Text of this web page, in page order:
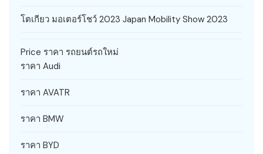
โตเกียว มอเตอร์โชว์ 2023 Japan Mobility Show 2023
Price ราคา รถยนต์รถใหม่
ราคา Audi
ราคา AVATR
ราคา BMW
ราคา BYD